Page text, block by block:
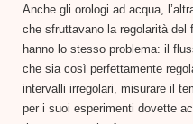
Anche gli orologi ad acqua,
che sfruttavano la regolarità del
hanno lo stesso problema: il
che sia così perfettamente
intervalli irregolari, misurare il
per i suoi esperimenti dovette